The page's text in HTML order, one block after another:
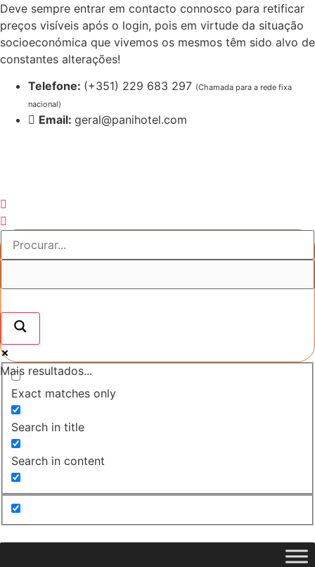
Pular
para
o
conteúdo
Deve sempre entrar em contacto connosco para retificar
preços visíveis após o login, pois em virtude da situação
socioeconómica que vivemos os mesmos têm sido alvo de
constantes alterações!
Telefone: (+351) 229 683 297 (Chamada para a rede fixa
nacional)
Email: geral@panihotel.com
Mais resultados...
Exact matches only
Search in title
Search in content